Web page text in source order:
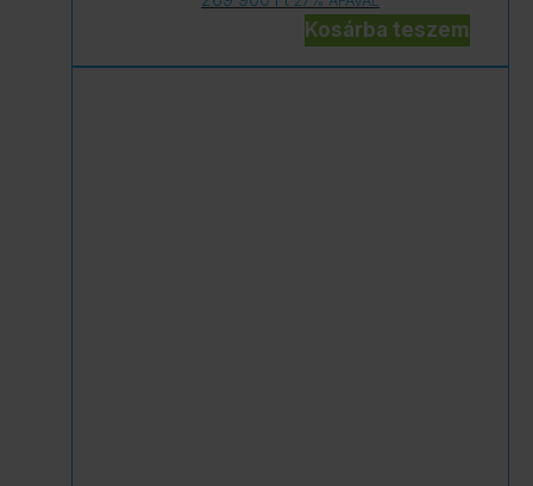
Kosárba teszem